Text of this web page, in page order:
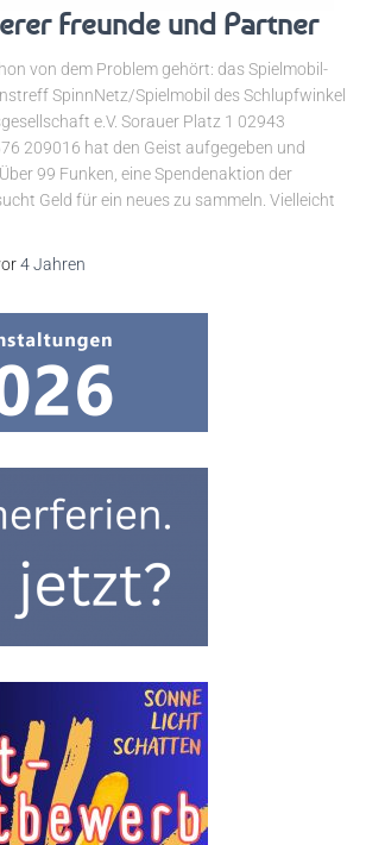
Freunde und Partner
von dem Problem gehört: das Spielmobil-
SpinnNetz/Spielmobil des Schlupfwinkel
e.V. Sorauer Platz 1 02943
209016 hat den Geist aufgegeben und
99 Funken, eine Spendenaktion der
Geld für ein neues zu sammeln. Vielleicht
4 Jahren